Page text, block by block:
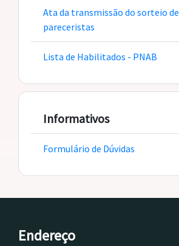
Ata da transmissão do sorteio de
pareceristas
Lista de Habilitados - PNAB
Informativos
Formulário de Dúvidas
Endereço